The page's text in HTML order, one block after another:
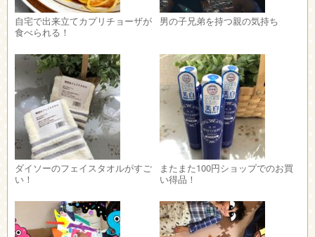
自宅で出来立てカプリチョーザが
食べられる！
男の子兄弟を持つ親の気持ち
ダイソーのフェイスタオルがすご
い！
またまた100円ショップでのお買
い得品！